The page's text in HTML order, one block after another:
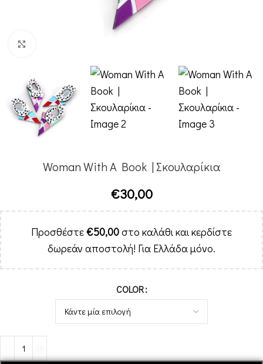
Woman With A Book | Σκουλαρίκια
€30,00
Προσθέστε€50,00στο καλάθι και κερδίστε
δωρεάν αποστολή! Για Ελλάδα μόνο.
COLORAlternative: